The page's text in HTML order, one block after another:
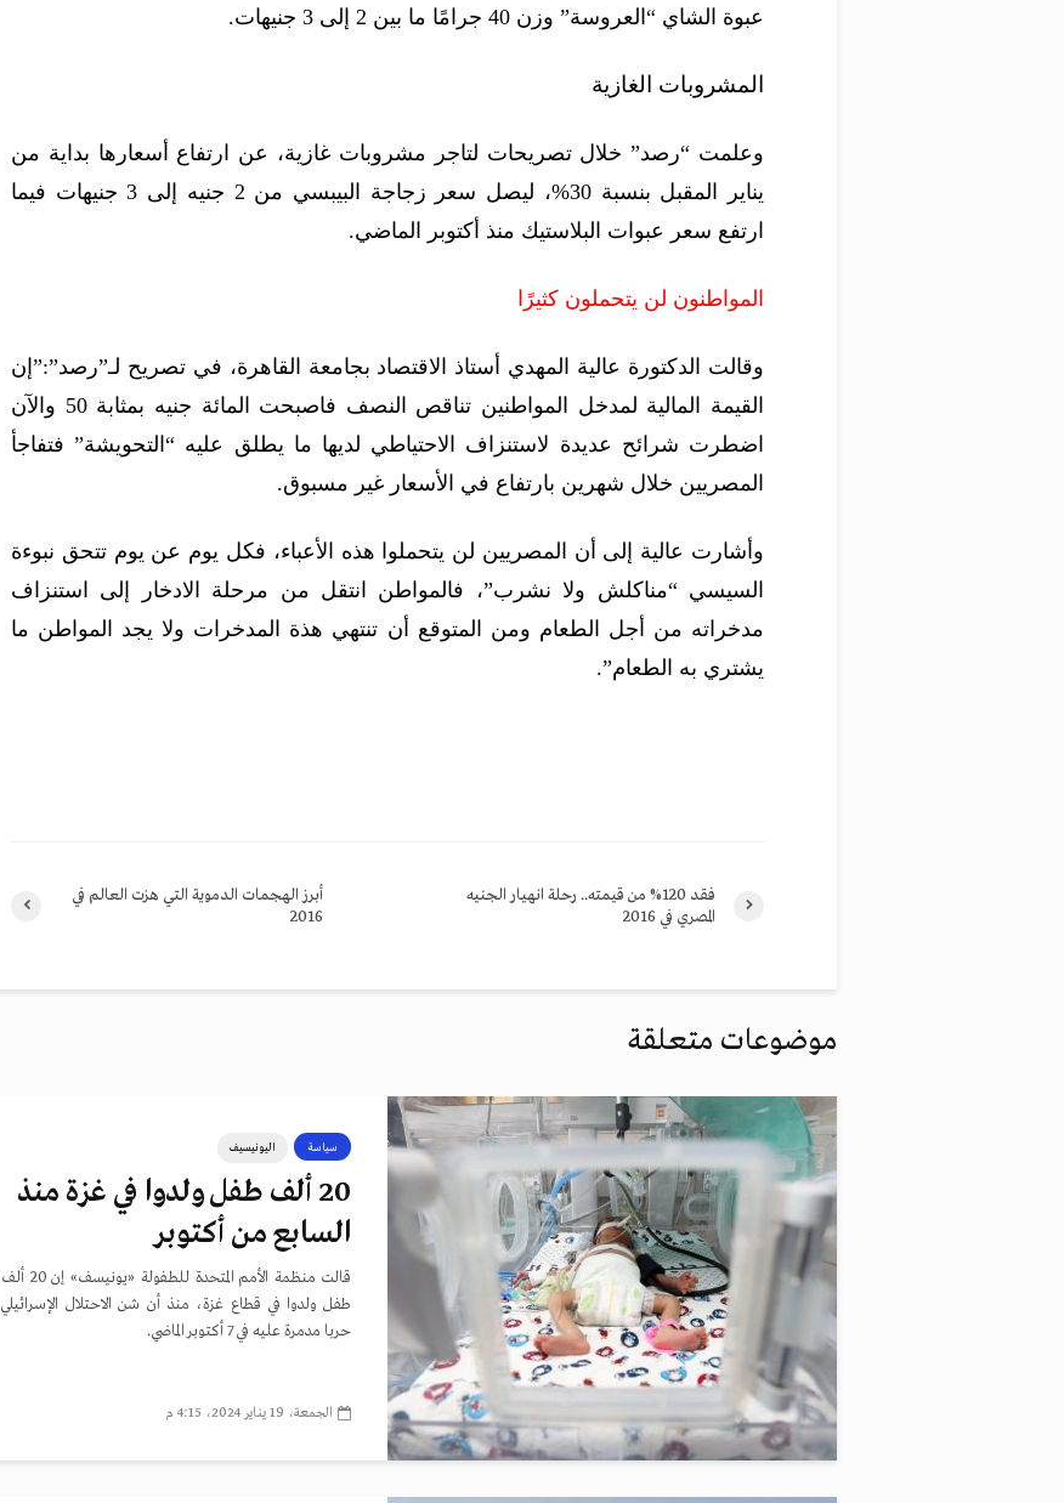
عبوة الشاي “العروسة” وزن 40 جرامًا ما بين 2 إلى 3 جنيهات.
المشروبات الغازية
وعلمت “رصد” خلال تصريحات لتاجر مشروبات غازية، عن ارتفاع أسعارها بداية من
يناير المقبل بنسبة 30%، ليصل سعر زجاجة البيبسي من 2 جنيه إلى 3 جنيهات فيما
ارتفع سعر عبوات البلاستيك منذ أكتوبر الماضي.
المواطنون لن يتحملون كثيرًا
وقالت الدكتورة عالية المهدي أستاذ الاقتصاد بجامعة القاهرة، في تصريح لـ”رصد”:”إن
القيمة المالية لمدخل المواطنين تناقص النصف فاصبحت المائة جنيه بمثابة 50 والآن
اضطرت شرائح عديدة لاستنزاف الاحتياطي لديها ما يطلق عليه “التحويشة” فتفاجأ
المصريين خلال شهرين بارتفاع في الأسعار غير مسبوق.
وأشارت عالية إلى أن المصريين لن يتحملوا هذه الأعباء، فكل يوم عن يوم تتحق نبوءة
السيسي “مناكلش ولا نشرب”، فالمواطن انتقل من مرحلة الادخار إلى استنزاف
مدخراته من أجل الطعام ومن المتوقع أن تنتهي هذة المدخرات ولا يجد المواطن ما
يشتري به الطعام”.
أبرز الهجمات الدموية التي هزت العالم في
2016
فقد 120% من قيمته.. رحلة انهيار الجنيه
المصري في 2016
موضوعات متعلقة
سياسة اليونيسيف
20 ألف طفل ولدوا في غزة منذ
السابع من أكتوبر
قالت منظمة الأمم المتحدة للطفولة «يونيسف» إن 20 ألف
طفل ولدوا في قطاع غزة، منذ أن شن الاحتلال الإسرائيلي
حربا مدمرة عليه في 7 أكتوبر الماضي.
الجمعة، 19 يناير 2024، 4:15 م